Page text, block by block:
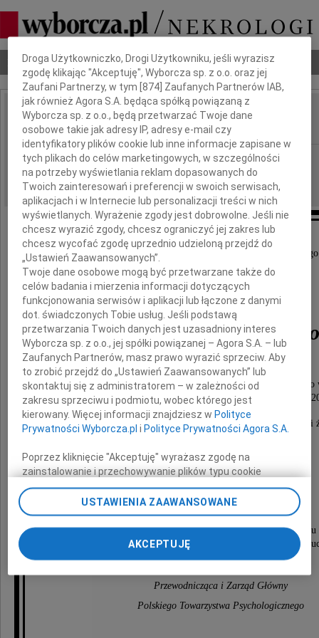
Nekrologi Odeszli Poradnik pogrzebowy
IMIĘ I NAZWISKO: Maciej Tarkowski
REGION: Radom
DATA EMISJI: 18.12.2020
Z ogromnym smutkiem żegnamy naszego
Macieja Tarkowskiego
psychologa,
członka oddziału Polskiego Towarzystwa
członka Zarządu Głównego PTP w kadencji 2004-
Z wielkim żalem wspominamy Osobę prawą, skromną i
Naszej Drogiej Koleżance
Marii Ocias-Tarkowskiej
Przewodniczącej Zarządu Oddziału w Radomiu
składamy wyrazy wsparcia i serdecznego
Przewodnicząca i Zarząd Główny
Polskiego Towarzystwa Psychologicznego
Dbamy o Twoją prywatność
Droga Użytkowniczko, Drogi Użytkowniku, jeśli wyrazisz
zgodę klikając "Akceptuję", Wyborcza sp. z o.o. oraz jej
Zaufani Partnerzy, w tym [874] Zaufanych Partnerów IAB,
jak również Agora S.A. będąca spółką powiązaną z
Wyborcza sp. z o.o., będą przetwarzać Twoje dane
osobowe takie jak adresy IP, adresy e-mail czy
identyfikatory plików cookie lub inne informacje zapisane w
tych plikach do celów marketingowych, w szczególności
na potrzeby wyświetlania reklam dopasowanych do
Twoich zainteresowań i preferencji w swoich serwisach,
aplikacjach i w Internecie lub personalizacji treści w nich
wyświetlanych. Wyrażenie zgody jest dobrowolne. Jeśli nie
chcesz wyrazić zgody, chcesz ograniczyć jej zakres lub
chcesz wycofać zgodę uprzednio udzieloną przejdź do
„Ustawień Zaawansowanych”.
Twoje dane osobowe mogą być przetwarzane także do
celów badania i mierzenia informacji dotyczących
funkcjonowania serwisów i aplikacji lub łączone z danymi
dot. świadczonych Tobie usług. Jeśli podstawą
przetwarzania Twoich danych jest uzasadniony interes
Wyborcza sp. z o.o., jej spółki powiązanej – Agora S.A. – lub
Zaufanych Partnerów, masz prawo wyrazić sprzeciw. Aby
to zrobić przejdź do „Ustawień Zaawansowanych” lub
skontaktuj się z administratorem – w zależności od
zakresu sprzeciwu i podmiotu, wobec którego jest
kierowany. Więcej informacji znajdziesz wPolityce
Prywatności Wyborcza.pl iPolityce Prywatności Agora S.A.
Poprzez kliknięcie "Akceptuję" wyrażasz zgodę na
zainstalowanie i przechowywanie plików typu cookie
Wyborczej sp. z o. o. jej Zaufanych Partnerów i Agora S.A.
na Twoim urządzeniu końcowym. Możesz też w każdej
chwili zmienić swoje preferencje dot. plików cookie,
ponownie wywołując narzędzie do zarządzania Twoimi
preferencjami dot. przetwarzania danych poprzez
odnośnik „Ustawienia prywatności” w stopce serwisu i
Zmiana ustawień plików cookie możliwa jest także za
pomocą ustawień przeglądarki.
USTAWIENIA ZAAWANSOWANE
AKCEPTUJĘ